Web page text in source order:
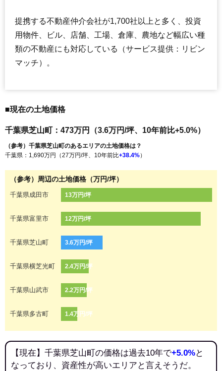
提携する不動産仲介会社が1,700社以上と多く、投資
用物件、ビル、店舗、工場、倉庫、農地など幅広い種
類の不動産にも対応している（サービス提供：リビン
マッチ）。
■現在の土地価格
千葉県芝山町：473万円（3.6万円/坪、10年前比+5.0%）
（参考）千葉県芝山町のあるエリアの土地価格は？
千葉県：1,690万円（27万円/坪、10年前比+38.4%）
（参考）周辺の土地価格（万円/坪）
千葉県成田市 13万円/坪
千葉県富里市 12万円/坪
千葉県芝山町 3.6万円/坪
千葉県横芝光町 2.4万円/坪
千葉県山武市 2.2万円/坪
千葉県多古町 1.4万円/坪
【現在】千葉県芝山町の価格は過去10年で+5.0%と
なっており、資産性が高いエリアと言えそうだ。